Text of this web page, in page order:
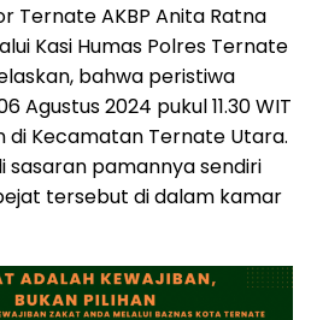
Ternate AKBP Anita Ratna
Kasi Humas Polres Ternate
bahwa peristiwa
Agustus 2024 pukul 11.30 WIT
di Kecamatan Ternate Utara.
sasaran pamannya sendiri
tersebut di dalam kamar